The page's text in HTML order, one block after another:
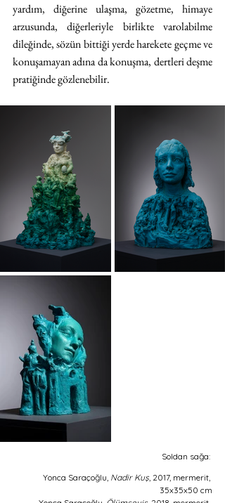
yardım, diğerine ulaşma, gözetme, himaye
arzusunda, diğerleriyle birlikte varolabilme
dileğinde, sözün bittiği yerde harekete geçme ve
konuşamayan adına da konuşma, dertleri deşme
pratiğinde gözlenebilir.
Soldan sağa:
Yonca Saraçoğlu, Nadir Kuş, 2017, mermerit,
35x35x50 cm